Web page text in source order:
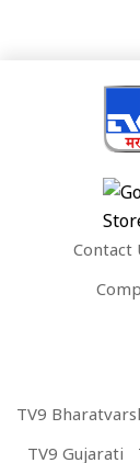
Contact
TV9
TV9 Gujarati